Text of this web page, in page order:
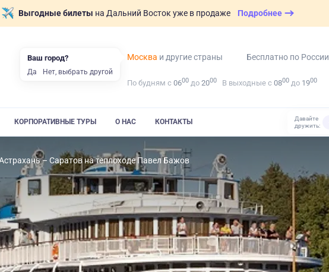
Выгодные билеты на Дальний Восток уже в продаже Подробнее
Москва и другие страны Бесплатно по России
По будням с 0600 до 2000 В выходные с 0800 до 1900
КОРПОРАТИВНЫЕ ТУРЫ О НАС КОНТАКТЫ
Давайте
дружить:
– Саратов на теплоходе Павел Бажов
Ваш город?
Да Нет, выбрать другой